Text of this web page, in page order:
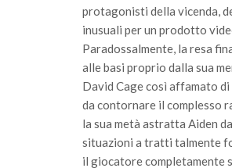
protagonisti della vicenda,
inusuali per un prodotto
Paradossalmente, la resa
alle basi proprio dalla sua
David Cage così affamato di
da contornare il complesso
la sua metà astratta Aiden
situazioni a tratti talmente
il giocatore completamente